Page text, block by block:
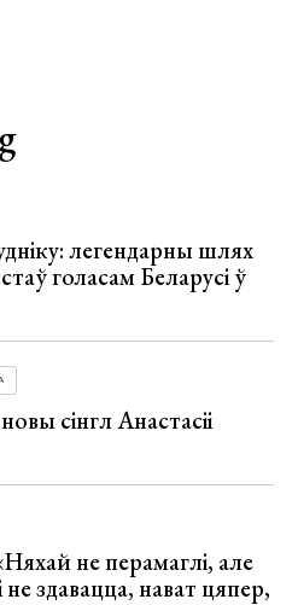
легендарны шлях
голасам Беларусі ў
сінгл Анастасіі
не перамаглі, але
здавацца, нават цяпер,